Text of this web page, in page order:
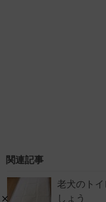
関連記事
老犬のト
しょう